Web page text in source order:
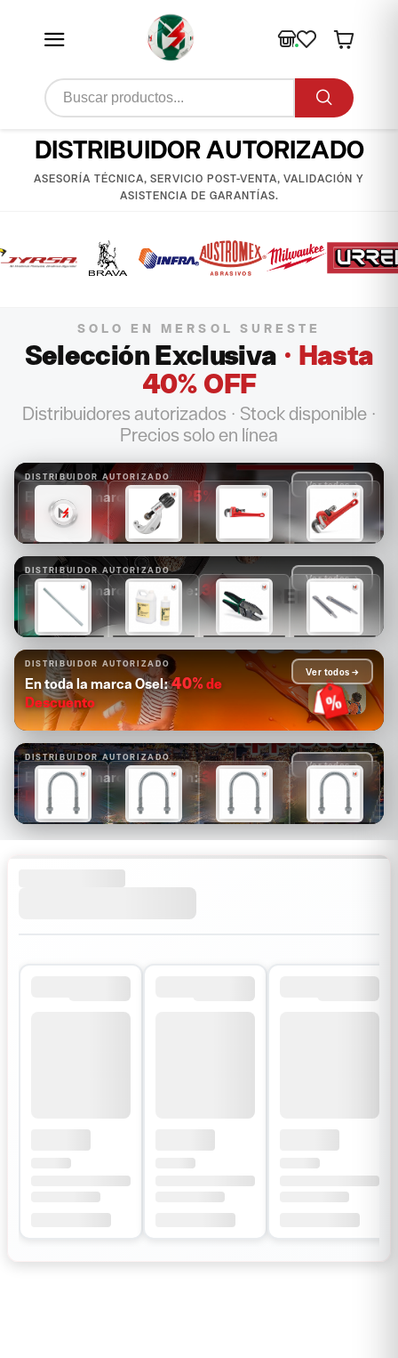
DISTRIBUIDOR AUTORIZADO
ASESORÍA TÉCNICA, SERVICIO POST-VENTA, VALIDACIÓN Y
ASISTENCIA DE GARANTÍAS.
SOLO EN MERSOL SURESTE
Selección Exclusiva · Hasta
40% OFF
Distribuidores autorizados · Stock disponible ·
Precios solo en línea
DISTRIBUIDOR AUTORIZADO
En toda la marca Ridgid: 25%
Descuento
Ver todos →
$1,261 $817 $878 $985
DISTRIBUIDOR AUTORIZADO
En toda la marca Greenlee: 30%
Descuento
Ver todos →
$10,416 $2,888 $1,752 $1,459
DISTRIBUIDOR AUTORIZADO
En toda la marca Osel:40%de
Descuento
Ver todos →
DISTRIBUIDOR AUTORIZADO
En toda la marca Appleton:30%de
Descuento
Ver todos →
$18 $24 $21 $38